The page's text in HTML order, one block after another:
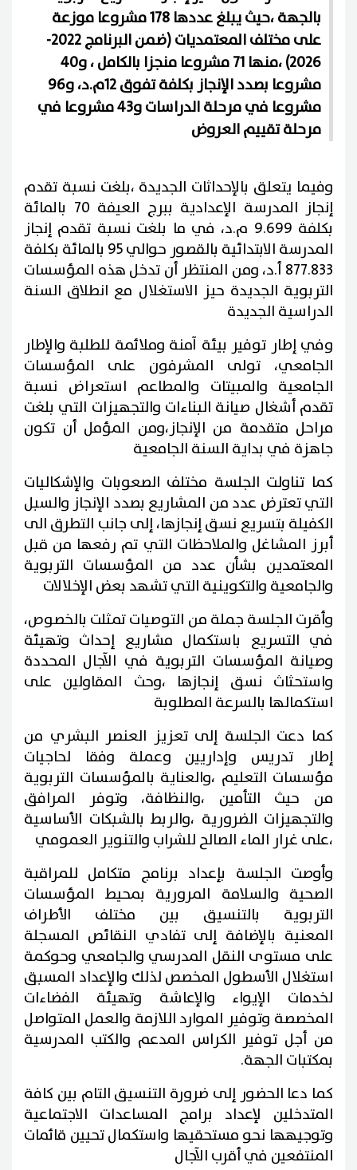
بالجهة ،حيث يبلغ عددها 178 مشروعا موزعة
على مختلف المعتمديات (ضمن البرنامج 2022-
2026) ،منها 71 مشروعا منجزا بالكامل ، و40
مشروعا بصدد الإنجاز بكلفة تفوق 12م.د، و96
مشروعا في مرحلة الدراسات و43 مشروعا في
مرحلة تقييم العروض
وفيما يتعلق بالإحداثات الجديدة ،بلغت نسبة تقدم
إنجاز المدرسة الإعدادية ببرج العيفة 70 بالمائة
بكلفة 9.699 م.د، في ما بلغت نسبة تقدم إنجاز
المدرسة الابتدائية بالقصور حوالي 95 بالمائة بكلفة
877.833 أ.د، ومن المنتظر أن تدخل هذه المؤسسات
التربوية الجديدة حيز الاستغلال مع انطلاق السنة
الدراسية الجديدة
وفي إطار توفير بيئة آمنة وملائمة للطلبة والإطار
الجامعي، تولى المشرفون على المؤسسات
الجامعية والمبيتات والمطاعم استعراض نسبة
تقدم أشغال صيانة البناءات والتجهيزات التي بلغت
مراحل متقدمة من الإنجاز،ومن المؤمل أن تكون
جاهزة في بداية السنة الجامعية
كما تناولت الجلسة مختلف الصعوبات والإشكاليات
التي تعترض عدد من المشاريع بصدد الإنجاز والسبل
الكفيلة بتسريع نسق إنجازها، إلى جانب التطرق الى
أبرز المشاغل والملاحظات التي تم رفعها من قبل
المعتمدين بشأن عدد من المؤسسات التربوية
والجامعية والتكوينية التي تشهد بعض الإخلالات
وأقرت الجلسة جملة من التوصيات تمثلت بالخصوص،
في التسريع باستكمال مشاريع إحداث وتهيئة
وصيانة المؤسسات التربوية في الآجال المحددة
واستحثاث نسق إنجازها ،وحث المقاولين على
استكمالها بالسرعة المطلوبة
كما دعت الجلسة إلى تعزيز العنصر البشري من
إطار تدريس وإداريين وعملة وفقا لحاجيات
مؤسسات التعليم ،والعناية بالمؤسسات التربوية
من حيث التأمين ،والنظافة، وتوفر المرافق
والتجهيزات الضرورية ،والربط بالشبكات الأساسية
،على غرار الماء الصالح للشراب والتنوير العمومي
وأوصت الجلسة بإعداد برنامج متكامل للمراقبة
الصحية والسلامة المرورية بمحيط المؤسسات
التربوية بالتنسيق بين مختلف الأطراف
المعنية بالإضافة إلى تفادي النقائص المسجلة
على مستوى النقل المدرسي والجامعي وحوكمة
استغلال الأسطول المخصص لذلك والإعداد المسبق
لخدمات الإيواء والإعاشة وتهيئة الفضاءات
المخصصة وتوفير الموارد اللازمة والعمل المتواصل
من أجل توفير الكراس المدعم والكتب المدرسية
بمكتبات الجهة.
كما دعا الحضور إلى ضرورة التنسيق التام بين كافة
المتدخلين لإعداد برامج المساعدات الاجتماعية
وتوجيهها نحو مستحقيها واستكمال تحيين قائمات
المنتفعين في أقرب الآجال